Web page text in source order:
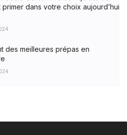
dans votre choix aujourd’hui
des meilleures prépas en